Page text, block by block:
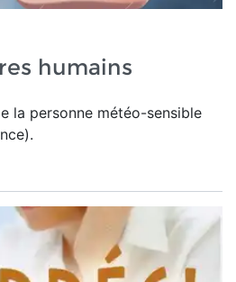
humains
la personne météo-sensible